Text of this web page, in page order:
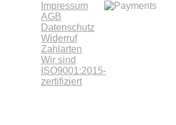
Impressum
AGB
Datenschutz
Widerruf
Zahlarten
Wir sind
ISO9001:2015-
zertifiziert